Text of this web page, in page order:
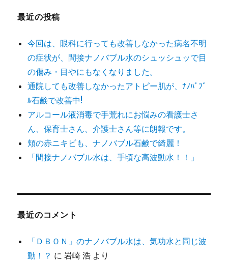
最近の投稿
今回は、眼科に行っても改善しなかった病名不明
の症状が、間接ナノバブル水のシュッシュッで目
の傷み・目やにもなくなりました。
通院しても改善しなかったアトピー肌が、ﾅﾉﾊﾞﾌﾞ
ﾙ石鹸で改善中!
アルコール液消毒で手荒れにお悩みの看護士さ
ん、保育士さん、介護士さん等に朗報です。
頬の赤ニキビも、ナノバブル石鹸で綺麗！
「間接ナノバブル水は、手頃な高波動水！！」
最近のコメント
「ＤＢＯＮ」のナノバブル水は、気功水と同じ波
動！？ に岩崎 浩 より